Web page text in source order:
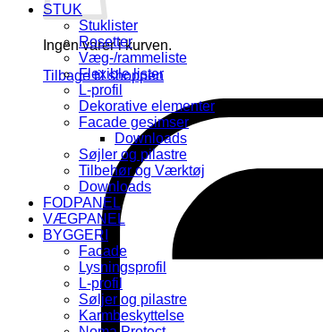
Ingen varer i kurven.
Tilbage til shoppen
STUK
Stuklister
Rosetter
Væg-/rammeliste
Flexible lister
L-profil
Dekorative elementer
Facade gesimser
Downloads
Søjler og pilastre
Tilbehør og Værktøj
Downloads
FODPANEL
VÆGPANEL
BYGGERI
Facade
Lysningsprofil
L-profil
Søljer og pilastre
Karmbeskyttelse